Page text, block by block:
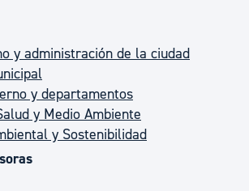
y administración de la ciudad
y departamentos
y Medio Ambiente
y Sostenibilidad